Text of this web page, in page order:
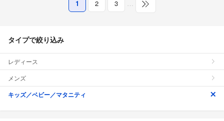
1 2 3 …
タイプで絞り込み
レディース
メンズ
キッズ／ベビー／マタニティ